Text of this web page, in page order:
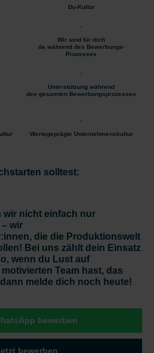
Du-Kultur
Wir sind für dich
da während des Bewerbungs-
Prozesses
Unterstützung während
des gesamten Bewerbungsprozesses
Wertegeprägte Unternehmenskultur
solltest:
wir nicht einfach nur
wir
, die die Produktionswelt
Bei uns zählt dein Einsatz
wenn du Lust auf
Team hast, das
melde dich noch heute!
bewerben
bewerben